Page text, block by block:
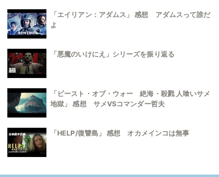
「エイリアン：アダムス」 感想 アダムスって誰だ
よ
「悪魔のいけにえ」シリーズを振り返る
「ビースト・オブ・ウォー 絶海・殺戮 人喰いサメ
地獄」 感想 サメVSコマンダー哲夫
「HELP/復讐島」 感想 オカメインコは無事